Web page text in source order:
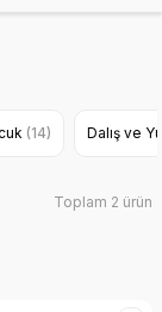
(14) Dalış ve
Toplam 2 ürün